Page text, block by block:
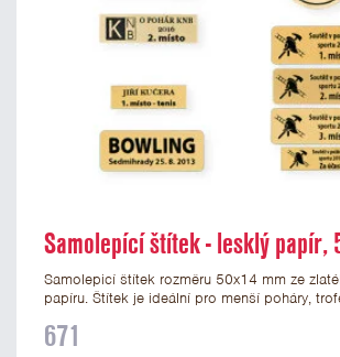
Samolepící štítek - lesklý papír,
Samolepicí štítek rozměru 50x14 mm ze
papíru. Štítek je ideální pro menší poháry,
libovolné logo nebo text. U textu
671